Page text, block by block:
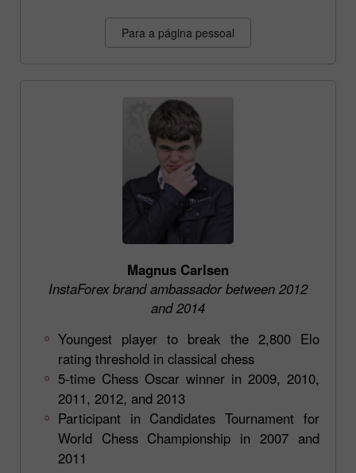
Para a página pessoal
Magnus Carlsen
InstaForex brand ambassador between 2012
and 2014
Youngest player to break the 2,800 Elo
rating threshold in classical chess
5-time Chess Oscar winner in 2009, 2010,
2011, 2012, and 2013
Participant in Candidates Tournament for
World Chess Championship in 2007 and
2011